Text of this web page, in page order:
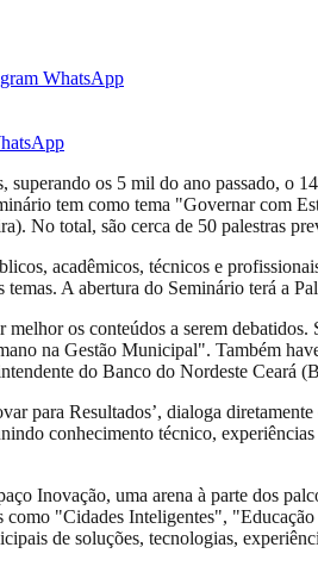
WhatsApp
os 5 mil do ano passado, o
tem como tema "Governar com
No total, são cerca de 50 palestras
acadêmicos, técnicos e
A abertura do Seminário terá a
os conteúdos a serem
na Gestão Municipal". Também
do Banco do Nordeste Ceará
para Resultados’, dialoga
conhecimento técnico,
Inovação, uma arena à parte dos
como "Cidades Inteligentes",
de soluções, tecnologias,